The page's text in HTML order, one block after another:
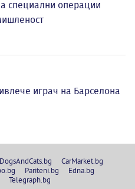
специални операции
играч на Барселона
DogsAndCats.bg
CarMarket.bg
Pariteni.bg
Edna.bg
Telegraph.bg